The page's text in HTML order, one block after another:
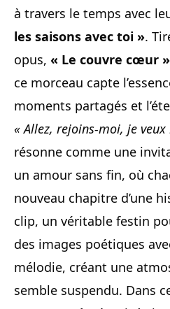
à travers le temps avec
les saisons avec toi ».
opus, « Le couvre cœur »
ce morceau capte
moments partagés et
« Allez, rejoins-moi, je
résonne comme une
un amour sans fin, où
nouveau chapitre d’une
clip, un véritable festin
des images poétiques
mélodie, créant une
semble suspendu. Dans